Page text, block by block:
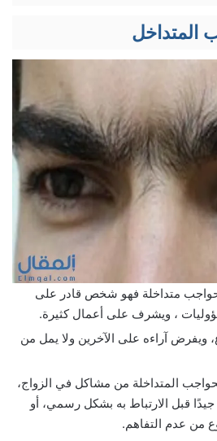
المتداخل
متداخلة فهو شخص قادر على
، ويشرف على أعمال كثيرة.
آراءه على الآخرين ولا يمل من
المتداخلة من مشاكل في الزواج،
جيدًا قبل الارتباط به بشكل رسمي، أو
من عدم التفاهم.